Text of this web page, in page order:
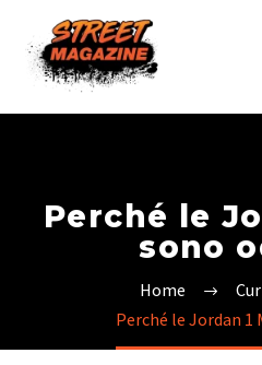
Perché le
sono
Home
Perché le Jordan 1